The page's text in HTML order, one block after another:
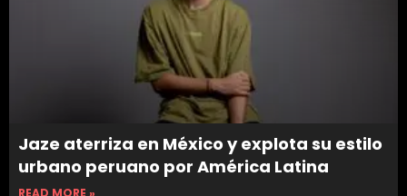
Jaze aterriza en México y explota su estilo
urbano peruano por América Latina
READ MORE »